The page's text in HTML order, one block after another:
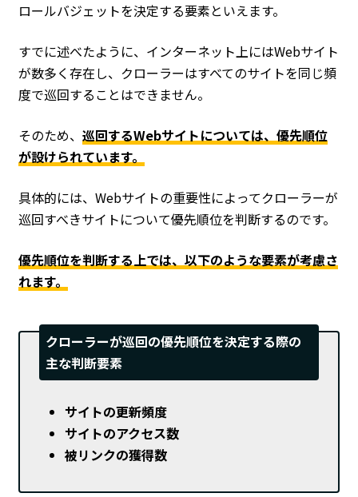
ロールバジェットを決定する要素といえます。
すでに述べたように、インターネット上にはWebサイト
が数多く存在し、クローラーはすべてのサイトを同じ頻
度で巡回することはできません。
そのため、 巡回するWebサイトについては、優先順位
が設けられています。
具体的には、Webサイトの重要性によってクローラーが
巡回すべきサイトについて優先順位を判断するのです。
優先順位を判断する上では、以下のような要素が考慮さ
れます。
クローラーが巡回の優先順位を決定する際の
主な判断要素
サイトの更新頻度
サイトのアクセス数
被リンクの獲得数